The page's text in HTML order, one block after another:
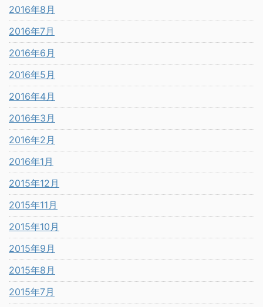
2016年8月
2016年7月
2016年6月
2016年5月
2016年4月
2016年3月
2016年2月
2016年1月
2015年12月
2015年11月
2015年10月
2015年9月
2015年8月
2015年7月